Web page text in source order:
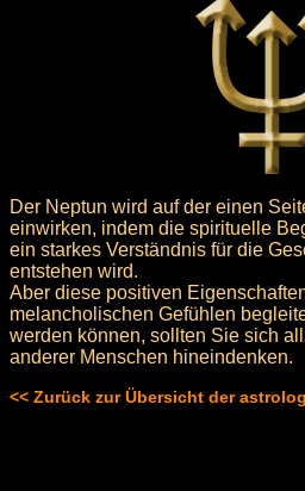
Der Neptun wird auf der einen
einwirken, indem die spirituelle
ein starkes Verständnis für die
entstehen wird.
Aber diese positiven
melancholischen Gefühlen
werden können, sollten Sie sich
anderer Menschen hineindenken.
<< Zurück zur Übersicht der